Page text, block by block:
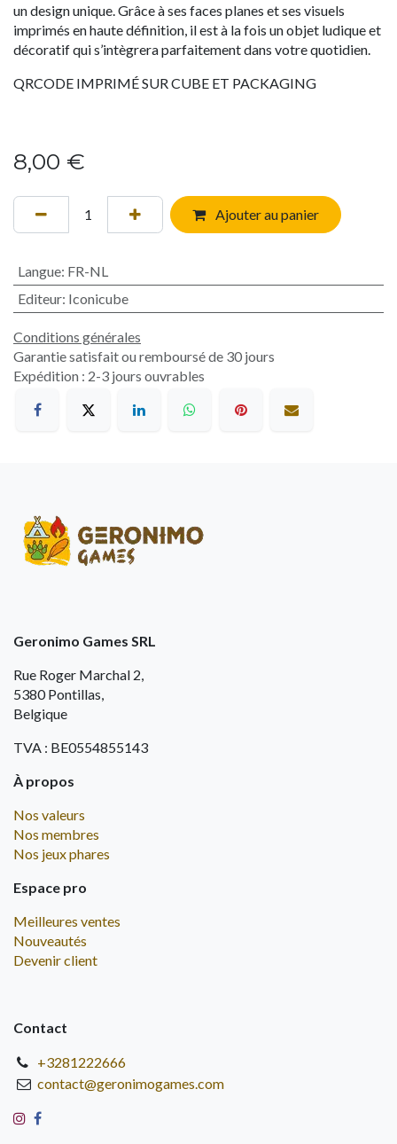
un design unique. Grâce à ses faces planes et ses visuels
imprimés en haute définition, il est à la fois un objet ludique et
décoratif qui s’intègrera parfaitement dans votre quotidien.
QRCODE IMPRIMÉ SUR CUBE ET PACKAGING
8,00 €
Ajouter au panier
Langue: FR-NL
Editeur: Iconicube
Conditions générales
Garantie satisfait ou remboursé de 30 jours
Expédition : 2-3 jours ouvrables
Geronimo Games SRL
Rue Roger Marchal 2,
5380 Pontillas,
Belgique
TVA : BE0554855143
À propos
Nos valeurs
Nos membres
Nos jeux phares
Espace pro
Meilleures ventes
Nouveautés
Devenir client
Contact
+3281222666
contact@geronimogames.com